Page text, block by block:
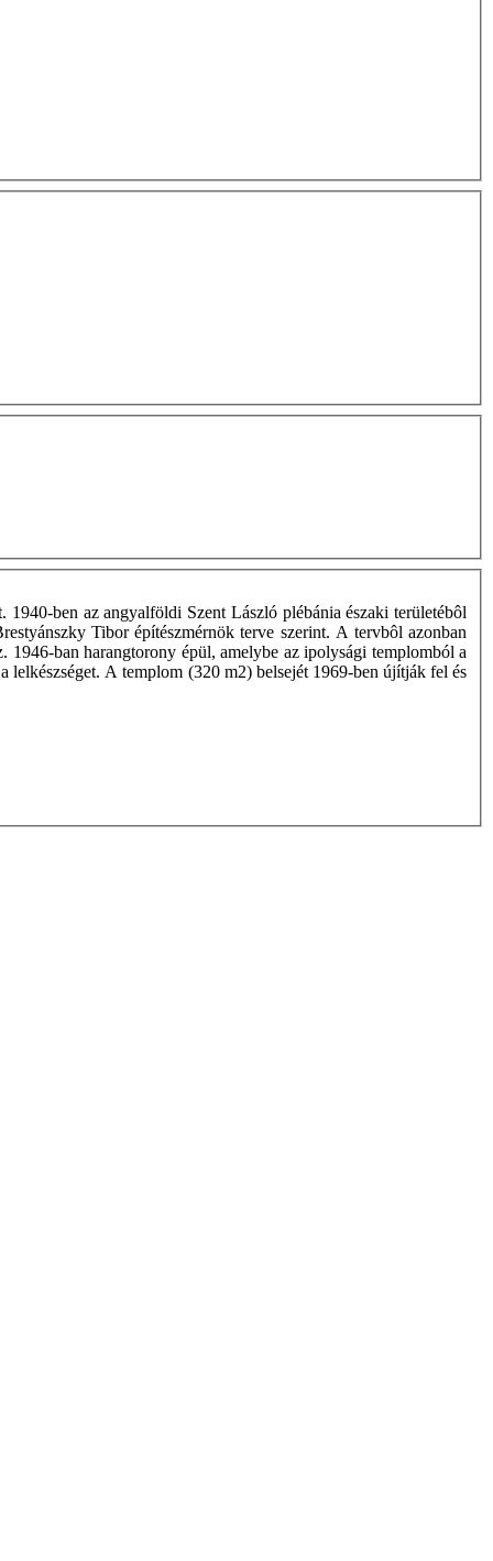
ben az angyalföldi Szent László plébánia északi területébôl
Tibor építészmérnök terve szerint. A tervbôl azonban
1946-ban harangtorony épül, amelybe az ipolysági templomból a
lelkészséget. A templom (320 m2) belsejét 1969-ben újítják fel és